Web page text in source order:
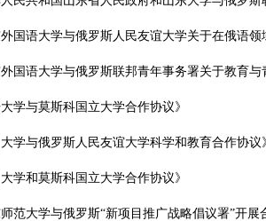
外国语大学与俄罗斯人民友谊大学关于在俄语
外国语大学与俄罗斯联邦青年事务署关于教育
学与莫斯科国立大学合作协议》
大学与俄罗斯人民友谊大学科学和教育合作协议
学和莫斯科国立大学合作协议》
师范大学与俄罗斯“新项目推广战略倡议署”开